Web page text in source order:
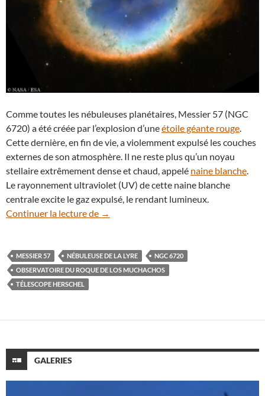
Comme toutes les nébuleuses planétaires, Messier 57 (NGC
6720) a été créée par l’explosion d’uneétoile géante rouge.
Cette dernière, en fin de vie, a violemment expulsé les couches
externes de son atmosphère. Il ne reste plus qu’un noyau
stellaire extrêmement dense et chaud, appelé naine blanche.
Le rayonnement ultraviolet (UV) de cette naine blanche
centrale excite le gaz expulsé, le rendant lumineux.
Continuer la lecture de Curieuse découverte dans la célèbre
→
MESSIER 57 NÉBULEUSE DE LA LYRE
NGC 6720
OBSERVATOIRE DU ROQUE DE LOS MUCHACHOS
TÉLESCOPE HERSCHEL
GALERIES